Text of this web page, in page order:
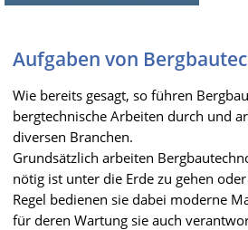
Aufgaben von
Wie bereits gesagt, so führen
bergtechnische Arbeiten durch und
diversen Branchen.
Grundsätzlich arbeiten
nötig ist unter die Erde zu gehen
Regel bedienen sie dabei moderne
für deren Wartung sie auch